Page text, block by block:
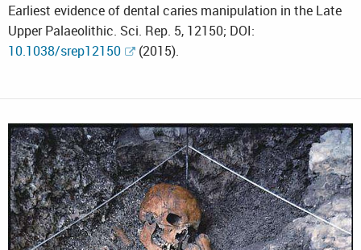
Earliest evidence of dental caries manipulation in the Late
Upper Palaeolithic. Sci. Rep. 5, 12150; DOI:
10.1038/srep12150
(2015).